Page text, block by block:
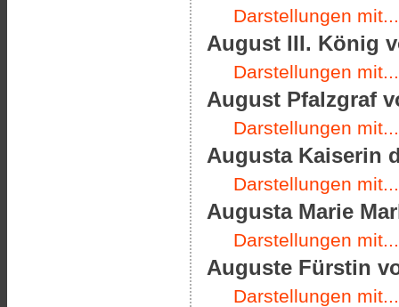
Darstellungen mit...
August III. König
Darstellungen mit...
August Pfalzgraf
Darstellungen mit...
Augusta Kaiserin
Darstellungen mit...
Augusta Marie
Darstellungen mit...
Auguste Fürstin
Darstellungen mit...